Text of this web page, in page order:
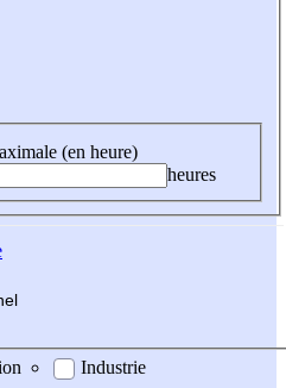
(en heure)
heures
Industrie